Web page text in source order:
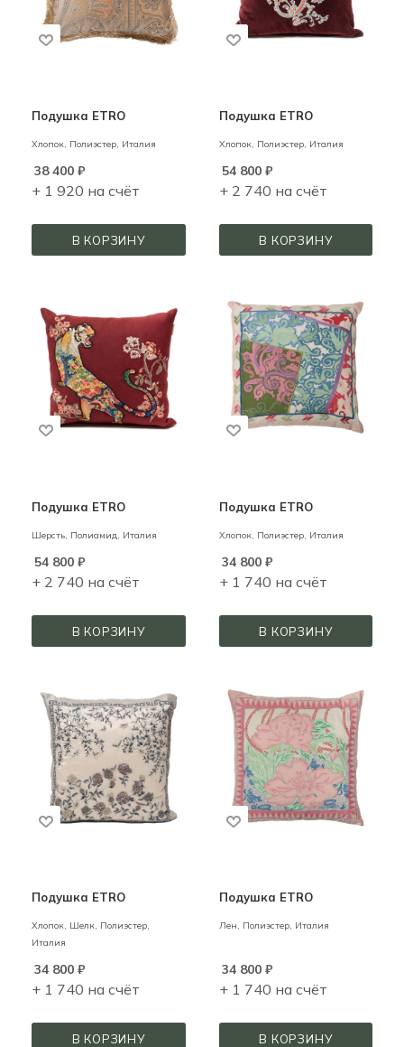
Подушка ETRO
Хлопок, Полиэстер, Италия
38 400 ₽
+ 1 920 на счёт
В КОРЗИНУ
Подушка ETRO
Хлопок, Полиэстер, Италия
54 800₽
+ 2 740 на счёт
В КОРЗИНУ
Подушка ETRO
Шерсть, Полиамид, Италия
54 800 ₽
+ 2 740 на счёт
В КОРЗИНУ
Подушка ETRO
Хлопок, Полиэстер, Италия
34 800₽
+ 1 740 на счёт
В КОРЗИНУ
Подушка ETRO
Хлопок, Шелк, Полиэстер,
Италия
34 800 ₽
+ 1 740 на счёт
В КОРЗИНУ
Подушка ETRO
Лен, Полиэстер, Италия
34 800₽
+ 1 740 на счёт
В КОРЗИНУ